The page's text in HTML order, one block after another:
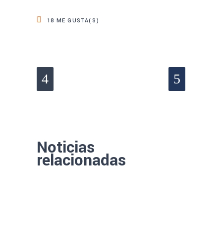
18 ME GUSTA(S)
Noticias
relacionadas